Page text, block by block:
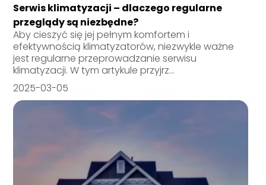
Serwis klimatyzacji – dlaczego regularne
przeglądy są niezbędne?
Aby cieszyć się jej pełnym komfortem i
efektywnością klimatyzatorów, niezwykle ważne
jest regularne przeprowadzanie serwisu
klimatyzacji. W tym artykule przyjrz...
2025-03-05